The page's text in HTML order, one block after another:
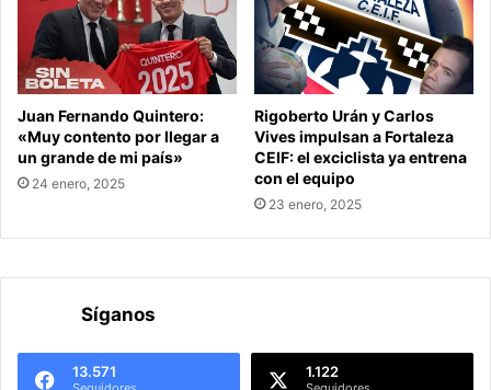
Juan Fernando Quintero:
«Muy contento por llegar a
un grande de mi país»
24 enero, 2025
Rigoberto Urán y Carlos
Vives impulsan a Fortaleza
CEIF: el exciclista ya entrena
con el equipo
23 enero, 2025
Síganos
13.571 1.122